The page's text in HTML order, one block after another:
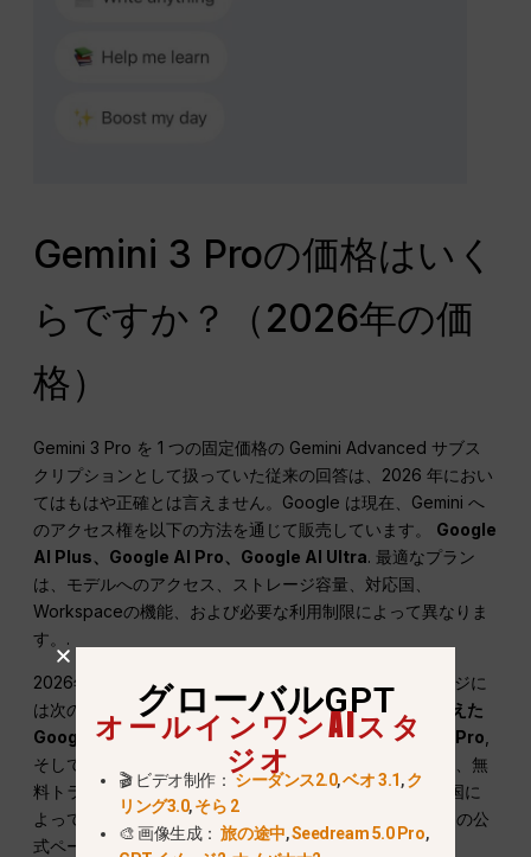
Gemini 3 Proの価格はいく
らですか？（2026年の価
格）
Gemini 3 Pro を 1 つの固定価格の Gemini Advanced サブス
クリプションとして扱っていた従来の回答は、2026 年におい
てはもはや正確とは言えません。Google は現在、Gemini へ
のアクセス権を以下の方法を通じて販売しています。 Google
AI Plus、Google AI Pro、Google AI Ultra. 最適なプラン
は、モデルへのアクセス、ストレージ容量、対応国、
Workspaceの機能、および必要な利用制限によって異なりま
す。.
2026年7月13日現在、GoogleのAI計画に関する公式ページに
は次のように記載されている400 GBのストレージを備えた
Google AI Plus
,5 TBのストレージを備えたGoogle AI Pro
そして
Google AI Ultra：20 TBのストレージから
. 価格、無
料トライアル、セットプラン、および機能の利用可否は国に
よって異なる場合がありますので、登録する前にGoogleの公
式ページをご確認ください。.
グローバルGPT
オールインワンAIスタ
ジオ
🎬 ビデオ制作：シーダンス2.0,ベオ 3.1,ク
リング3.0,そら 2
🎨 画像生成：旅の途中,Seedream 5.0 Pro,